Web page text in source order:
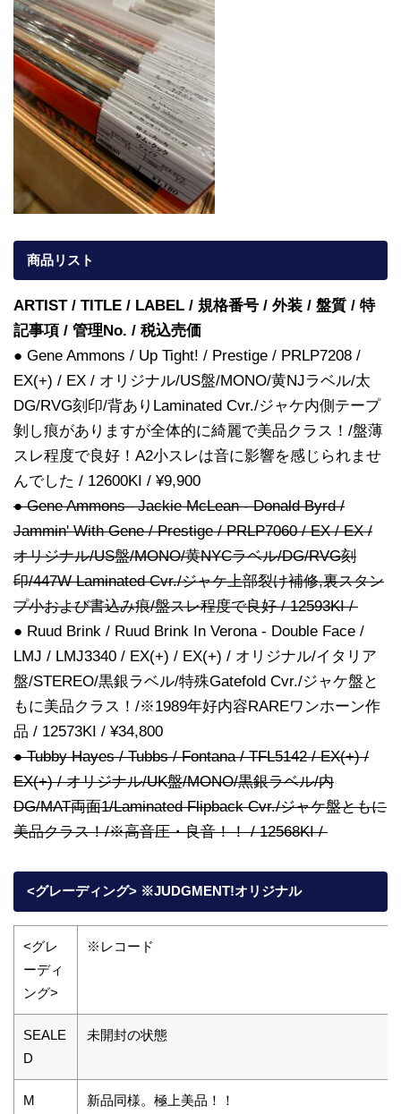
商品リスト
ARTIST / TITLE / LABEL / 規格番号 / 外装 / 盤質 / 特
記事項 / 管理No. / 税込売価
● Gene Ammons / Up Tight! / Prestige / PRLP7208 /
EX(+) / EX / オリジナル/US盤/MONO/黄NJラベル/太
DG/RVG刻印/背ありLaminated Cvr./ジャケ内側テープ
剝し痕がありますが全体的に綺麗で美品クラス！/盤薄
スレ程度で良好！A2小スレは音に影響を感じられませ
んでした / 12600KI / ¥9,900
● Gene Ammons– Jackie McLean - Donald Byrd /
Jammin' With Gene / Prestige / PRLP7060 / EX / EX /
オリジナル/US盤/MONO/黄NYCラベル/DG/RVG刻
印/447W Laminated Cvr./ジャケ上部裂け補修,裏スタン
プ小および書込み痕/盤スレ程度で良好 / 12593KI /
● Ruud Brink / Ruud Brink In Verona - Double Face /
LMJ / LMJ3340 / EX(+) / EX(+) / オリジナル/イタリア
盤/STEREO/黒銀ラベル/特殊Gatefold Cvr./ジャケ盤と
もに美品クラス！/※1989年好内容RAREワンホーン作
品 / 12573KI / ¥34,800
● Tubby Hayes / Tubbs / Fontana / TFL5142 / EX(+) /
EX(+) / オリジナル/UK盤/MONO/黒銀ラベル/内
DG/MAT両面1/Laminated Flipback Cvr./ジャケ盤ともに
美品クラス！/※高音圧・良音！！ / 12568KI /
<グレーディング> ※JUDGMENT!オリジナル
<グレ
ーディ
ング>
※レコード
SEALE
D
未開封の状態
M 新品同様。極上美品！！